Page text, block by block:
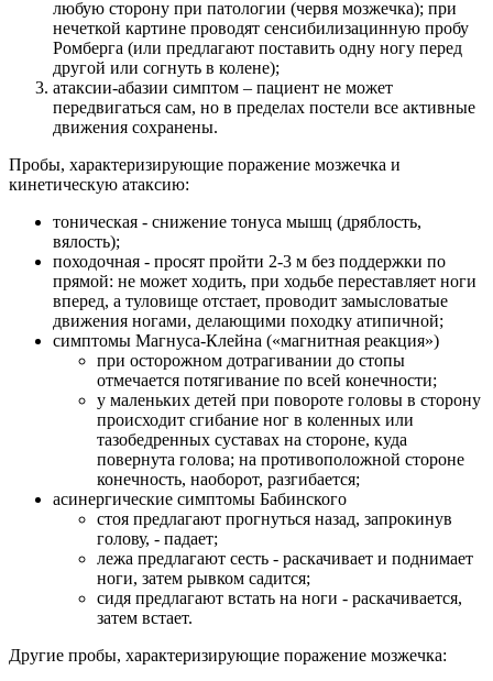
любую сторону при патологии (червя мозжечка); при
нечеткой картине проводят сенсибилизацинную пробу
Ромберга (или предлагают поставить одну ногу перед
другой или согнуть в колене);
атаксии-абазии симптом – пациент не может
передвигаться сам, но в пределах постели все активные
движения сохранены.
Пробы, характеризирующие поражение мозжечка и
кинетическую атаксию:
тоническая - снижение тонуса мышц (дряблость,
вялость);
походочная - просят пройти 2-3 м без поддержки по
прямой: не может ходить, при ходьбе переставляет ноги
вперед, а туловище отстает, проводит замысловатые
движения ногами, делающими походку атипичной;
симптомы Магнуса-Клейна («магнитная реакция»)
при осторожном дотрагивании до стопы
отмечается потягивание по всей конечности;
у маленьких детей при повороте головы в сторону
происходит сгибание ног в коленных или
тазобедренных суставах на стороне, куда
повернута голова; на противоположной стороне
конечность, наоборот, разгибается;
асинергические симптомы Бабинского
стоя предлагают прогнуться назад, запрокинув
голову, - падает;
лежа предлагают сесть - раскачивает и поднимает
ноги, затем рывком садится;
сидя предлагают встать на ноги - раскачивается,
затем встает.
Другие пробы, характеризирующие поражение мозжечка: